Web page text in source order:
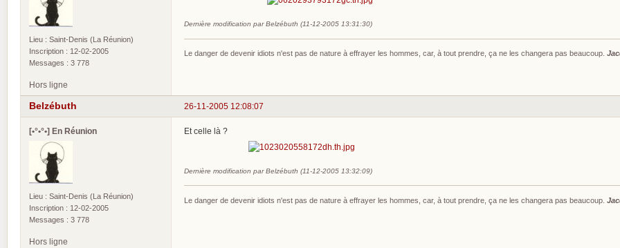
Lieu : Saint-Denis (La Réunion)
Inscription : 12-02-2005
Messages : 3 778
Dernière modification par Belzébuth (11-12-2005 13:31:30)
Le danger de devenir idiots n'est pas de nature à effrayer les hommes, car, à tout prendre, ça ne les changera pas beaucoup.
Hors ligne
26-11-2005 12:08:07
Belzébuth
[•°•°•] En Réunion
Lieu : Saint-Denis (La Réunion)
Inscription : 12-02-2005
Messages : 3 778
Et celle là ?
Dernière modification par Belzébuth (11-12-2005 13:32:09)
Le danger de devenir idiots n'est pas de nature à effrayer les hommes, car, à tout prendre, ça ne les changera pas beaucoup.
Hors ligne